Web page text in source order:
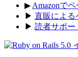
▶ Amazonで
▶ 直販による
▶ 読者サポー